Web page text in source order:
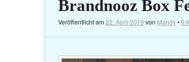
Brandnooz Box
Veröffentlicht am22. April 2019 von Mandy•0